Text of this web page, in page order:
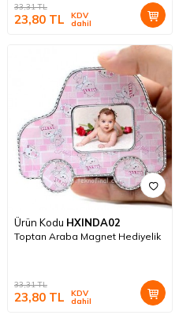
33,31TL
23,80 TL KDV
dahil
Ürün Kodu HXINDA02
Toptan Araba Magnet Hediyelik
33,31TL
23,80 TL KDV
dahil